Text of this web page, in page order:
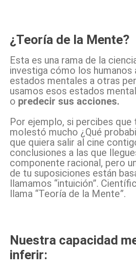
¿Teoría de la Mente?
Esta es una rama de la
investiga cómo los humanos
estados mentales a otras
usamos esos estados
o predecir sus acciones.
Por ejemplo, si percibes que
molestó mucho ¿Qué
que quiera salir al cine
conclusiones a las que
componente racional, pero
de tu suposiciones están
llamamos “intuición”.
llama “Teoría de la Mente”.
Nuestra capacidad
inferir: